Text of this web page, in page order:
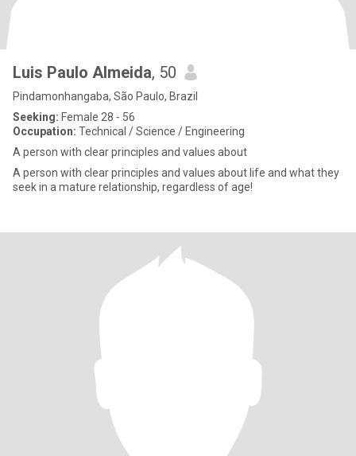
Luis Paulo Almeida, 50
Pindamonhangaba, São Paulo, Brazil
Seeking: Female 28 - 56
Occupation: Technical / Science / Engineering
A person with clear principles and values ​​about
A person with clear principles and values ​​about life and what they
seek in a mature relationship, regardless of age!